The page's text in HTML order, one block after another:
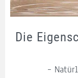
Die
–